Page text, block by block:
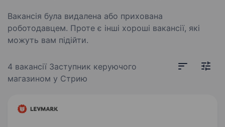
Вакансія була видалена або прихована
роботодавцем. Проте є інші хороші вакансії, які
можуть вам підійти.
4 вакансії Заступник керуючого
магазином у Стрию